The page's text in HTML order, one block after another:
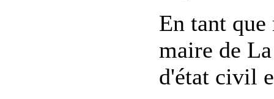
En tant
maire de
d'état civil